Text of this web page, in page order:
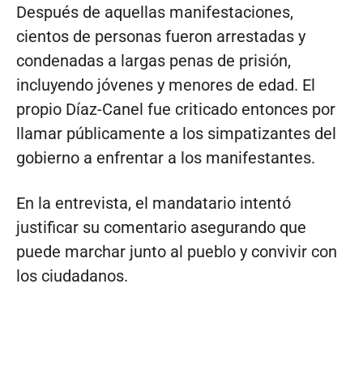
Después de aquellas manifestaciones,
cientos de personas fueron arrestadas y
condenadas a largas penas de prisión,
incluyendo jóvenes y menores de edad. El
propio Díaz-Canel fue criticado entonces por
llamar públicamente a los simpatizantes del
gobierno a enfrentar a los manifestantes.
En la entrevista, el mandatario intentó
justificar su comentario asegurando que
puede marchar junto al pueblo y convivir con
los ciudadanos.